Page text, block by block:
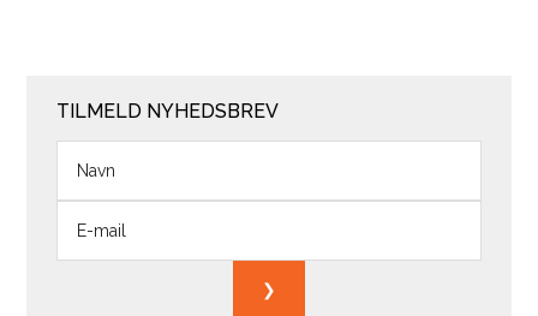
TILMELD NYHEDSBREV